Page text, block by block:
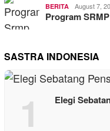
BERITA August 7,
Program
SASTRA INDONESIA
1 Elegi